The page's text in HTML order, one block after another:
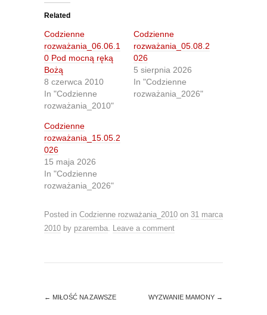
t
o
s
h
a
r
e
o
w
i
t
t
r
(
O
p
n
s
i
n
n
w
n
)
r
e
o
a
c
e
b
(
O
e
s
i
n
w
w
i
w
Related
Codzienne
rozważania_06.06.1
0 Pod mocną ręką
Bożą
8 czerwca 2010
In "Codzienne
rozważania_2010"
Codzienne
rozważania_05.08.2
026
5 sierpnia 2026
In "Codzienne
rozważania_2026"
Codzienne
rozważania_15.05.2
026
15 maja 2026
In "Codzienne
rozważania_2026"
Posted in Codzienne rozważania_2010 on 31 marca
2010 by pzaremba. Leave a comment
← MIŁOŚĆ NA ZAWSZE WYZWANIE MAMONY →